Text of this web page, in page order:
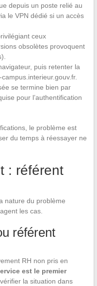
depuis un poste relié au
le VPN dédié si un accès
ceux
obsolètes provoquent
puis retenter la
se termine bien par
pour l’authentification
le problème est
du temps à réessayer ne
: référent
nature du problème
les cas.
référent
RH non pris en
est le premier
la situation dans